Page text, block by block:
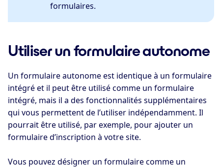
formulaires.
Utiliser un formulaire autonome
Un formulaire autonome est identique à un formulaire
intégré et il peut être utilisé comme un formulaire
intégré, mais il a des fonctionnalités supplémentaires
qui vous permettent de l’utiliser indépendamment. Il
pourrait être utilisé, par exemple, pour ajouter un
formulaire d’inscription à votre site.
Vous pouvez désigner un formulaire comme un